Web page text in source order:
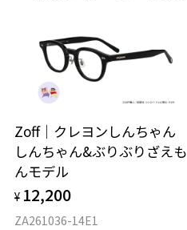
Zoff｜クレヨンしんちゃん
しんちゃん&ぶりぶりざえも
んモデル
¥ 12,200
ZA261036-14E1